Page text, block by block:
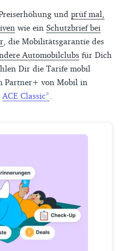
und prüf mal,
wie ein Schutzbrief bei
, die Mobilitätsgarantie des
Automobilclubs für Dich
Dir die Tarife mobil
Partner+ von Mobil in
ACE Classic